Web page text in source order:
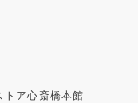
トア心斎橋本館